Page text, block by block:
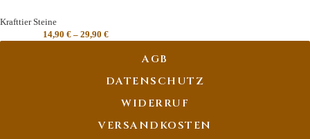
Krafttier Steine
14,90 € – 29,90 €
AGB
DATENSCHUTZ
WIDERRUF
VERSANDKOSTEN